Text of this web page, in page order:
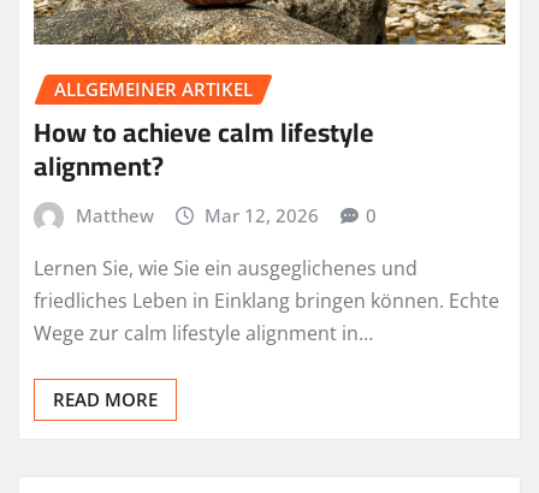
ALLGEMEINER ARTIKEL
How to achieve calm lifestyle
alignment?
Matthew Mar 12, 2026 0
Lernen Sie, wie Sie ein ausgeglichenes und
friedliches Leben in Einklang bringen können. Echte
Wege zur calm lifestyle alignment in…
READ MORE